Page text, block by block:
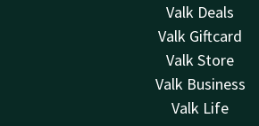
Valk Deals
Valk Giftcard
Valk Store
Valk Business
Valk Life